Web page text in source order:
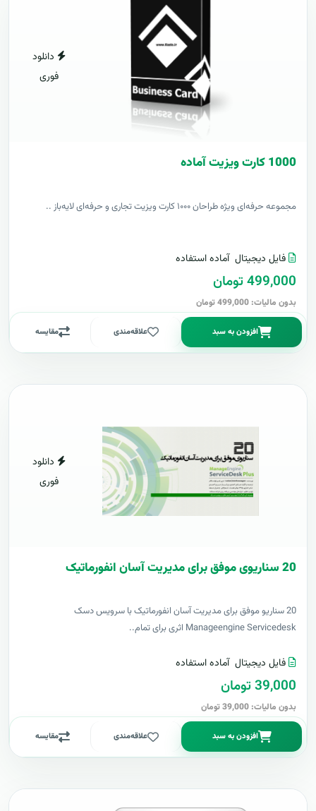
دانلود
فوری
1000 کارت ويزيت آماده
مجموعه حرفه‌ای ویژه طراحان ۱۰۰۰ کارت ویزیت تجاری و حرفه‌ای لایه‌باز ..
فایل دیجیتال آماده استفاده
499,000 تومان
بدون مالیات: 499,000 تومان
افزودن به سبد علاقه‌مندی مقایسه
دانلود
فوری
20 سناریوی موفق برای مدیریت آسان انفورماتیک
20 سناریو موفق برای مدیریت آسان انفورماتیک با سرویس دسک
Manageengine Servicedesk اثری برای تمام..
فایل دیجیتال آماده استفاده
39,000 تومان
بدون مالیات: 39,000 تومان
افزودن به سبد علاقه‌مندی مقایسه